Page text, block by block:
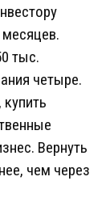
тыс.
четыре.
Вернуть
чем через